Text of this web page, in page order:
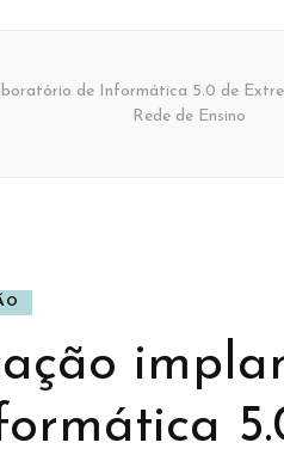
de Informática 5.0 de
Rede de Ensino